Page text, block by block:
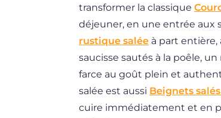
NL
transformer la classique
déjeuner, en une entrée aux
rustique salée à part
saucisse sautés à la poêle,
farce au goût plein et
salée est aussi Beignets
cuire immédiatement et en